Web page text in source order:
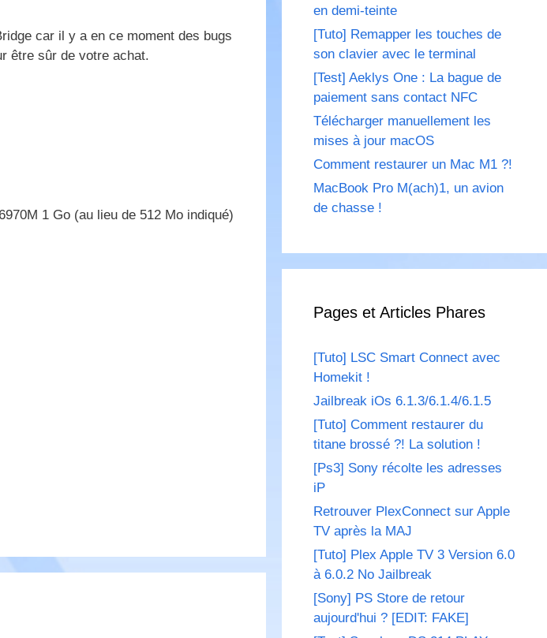
car il y a en ce moment des bugs
être sûr de votre achat.
1 Go (au lieu de 512 Mo indiqué)
en demi-teinte
[Tuto] Remapper les touches de
son clavier avec le terminal
[Test] Aeklys One : La bague de
paiement sans contact NFC
Télécharger manuellement les
mises à jour macOS
Comment restaurer un Mac M1 ?!
MacBook Pro M(ach)1, un avion
de chasse !
Pages et Articles Phares
[Tuto] LSC Smart Connect avec
Homekit !
Jailbreak iOs 6.1.3/6.1.4/6.1.5
[Tuto] Comment restaurer du
titane brossé ?! La solution !
[Ps3] Sony récolte les adresses
iP
Retrouver PlexConnect sur Apple
TV après la MAJ
[Tuto] Plex Apple TV 3 Version 6.0
à 6.0.2 No Jailbreak
[Sony] PS Store de retour
aujourd'hui ? [EDIT: FAKE]